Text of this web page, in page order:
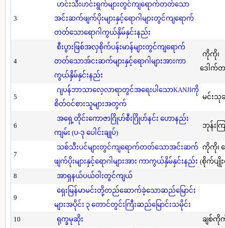
3
ဟင်းသီးဟင်းရွက်များတွင်ကျရောက်တတ်သော
အင်းဆက်ဖျက်ပိုးများနှင့်ရောဂါများတွင်ကျရောက်
တတ်သောရောဂါကွယ်နှိမ်နှင်းနည်း
4
စီးပွားဖြစ်အလှစိုက်ပန်းမာန်များတွင်ကျရောက်
တတ်သောအ်ငးဆက်များနှင့်ရောဂါများအားကာ
ကွယ်နှိမ်နှင်းနည်း
ကိုကို၊
ဒေါက်တ
5
ဂျပန်ဘာသာလေ့လာရာတွင်အရေးပါသောKANJIကို
စိတ်ဝင်စားသူများအတွက်
မင်းသုခ
6
အရှေ့တိုင်းကောဇာဂြိုဟ်စီးဂြိုဟ်နင်း ဟောနည်း
ကျမ်း (ပ-ဒု ပေါင်းချုပ်)
ဘုန်းက
7
သစ်သီးပင်များတွင်ကျရောက်တတ်သောအင်းဆက်
ဖျက်ပိုးများနှင့်ရောဂါများအား ကာကွယ်နှိမ်နှင်းနည်း
ကိုကို၊
(စိုက်ပျိုး
8
အာရှနယ်ပယ်ဝါးတွင်ကျယ်
9
ရှေးမြန်မာမင်းတို့တည်ဆောက်ခဲ့သောဆည်မြောင်း
များအပိုင်း ၃ တောင်တွင်းကြီးဆည်မြောင်းသမိုင်း
10
ရုက္ခမုဆိုး ချစ်ကို